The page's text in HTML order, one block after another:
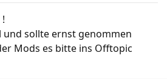
und sollte ernst genommen
Mods es bitte ins Offtopic